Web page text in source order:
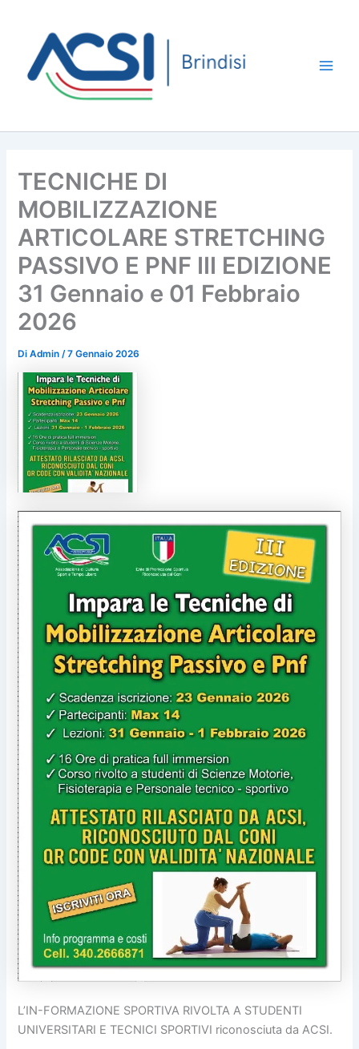
contenuto
TECNICHE DI
MOBILIZZAZIONE
ARTICOLARE STRETCHING
PASSIVO E PNF III EDIZIONE
31 Gennaio e 01 Febbraio
2026
DiAdmin /7 Gennaio 2026
L’IN-FORMAZIONE SPORTIVA RIVOLTA A STUDENTI
UNIVERSITARI E TECNICI SPORTIVI riconosciuta da ACSI.